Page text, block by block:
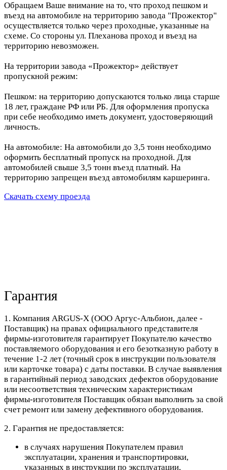
Обращаем Ваше внимание на то, что проход пешком и
въезд на автомобиле на территорию завода "Прожектор"
осуществляется только через проходные, указанные на
схеме. Со стороны ул. Плеханова проход и въезд на
территорию невозможен.
На территории завода «Прожектор» действует
пропускной режим:
Пешком: на территорию допускаются только лица старше
18 лет, граждане РФ или РБ. Для оформления пропуска
при себе необходимо иметь документ, удостоверяющий
личность.
На автомобиле: На автомобили до 3,5 тонн необходимо
оформить бесплатный пропуск на проходной. Для
автомобилей свыше 3,5 тонн въезд платный. На
территорию запрещен въезд автомобилям каршеринга.
Скачать схему проезда
Гарантия
1. Компания ARGUS-X (ООО Аргус-Альбион, далее -
Поставщик) на правах официального представителя
фирмы-изготовителя гарантирует Покупателю качество
поставляемого оборудования и его безотказную работу в
течение 1-2 лет (точный срок в инструкции пользователя
или карточке товара) с даты поставки. В случае выявления
в гарантийный период заводских дефектов оборудование
или несоответствия техническим характеристикам
фирмы-изготовителя Поставщик обязан выполнить за свой
счет ремонт или замену дефективного оборудования.
2. Гарантия не предоставляется:
в случаях нарушения Покупателем правил
эксплуатации, хранения и транспортировки,
указанных в инструкции по эксплуатации,